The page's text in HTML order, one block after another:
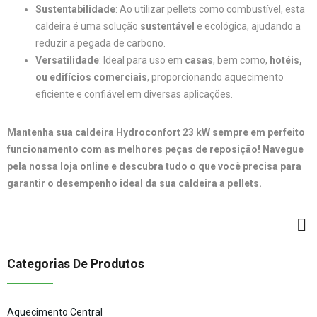
Sustentabilidade: Ao utilizar pellets como combustível, esta
caldeira é uma solução sustentável e ecológica, ajudando a
reduzir a pegada de carbono.
Versatilidade: Ideal para uso em casas, bem como, hotéis,
ou edifícios comerciais, proporcionando aquecimento
eficiente e confiável em diversas aplicações.
Mantenha sua caldeira Hydroconfort 23 kW sempre em perfeito
funcionamento com as melhores peças de reposição! Navegue
pela nossa loja online e descubra tudo o que você precisa para
garantir o desempenho ideal da sua caldeira a pellets.
Categorias De Produtos
Aquecimento Central